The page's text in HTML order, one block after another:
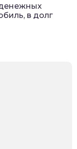
в долг